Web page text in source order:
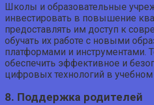
Школы и образовательные
инвестировать в повышение
предоставлять им доступ к
обучать их работе с новыми
платформами и инструментами.
обеспечить эффективное и
цифровых технологий в учебном
8. Поддержка родителей